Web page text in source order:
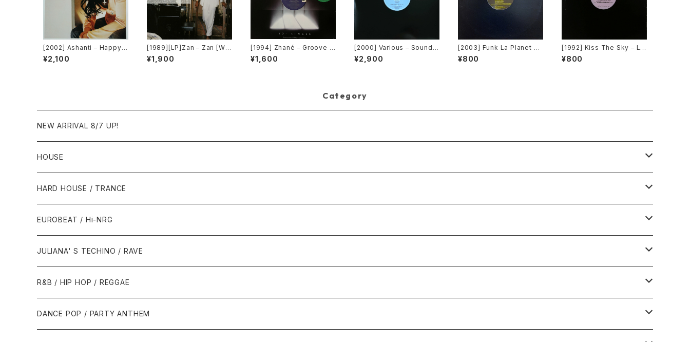
[2002] Ashanti – Happy
[Murder Inc Records]
¥2,100
[1989][LP]Zan – Zan [War
ner Bros. Records]
¥1,900
[1994] Zhané – Groove T
hang (Remix) [Motown]
[在庫B]
¥1,600
[2000] Various – Sound F
actory Y&Co. / Back To T
he "Disco" 〜私もDiscoへ
¥2,900
[2003] Funk La Planet – Y
ou Gave Me Love (Funk
La Planet 008) [Funk La
¥800
[1992] Kiss The Sky – Liv
ing For You / Voodoo Chi
le / What Does It Take? /
¥800
Category
NEW ARRIVAL 8/7 UP!
HOUSE
1980年代
1987年・以前
1988年
1990年代
1990年
1991年
2000年代
2000年
2001年
2010年代
2010年
HARD HOUSE / TRANCE
1990年代
1994年・以前
1995年
2000年代
2000年
2001年
EUROBEAT / Hi-NRG
1980年代
1986年・以前
1987年
1990年代
1990年
2000年代
JULIANA' S TECHINO / RAVE
1990年代
1990年
2000年代
R&B / HIP HOP / REGGAE
1980年代
DANCE POP / PARTY ANTHEM